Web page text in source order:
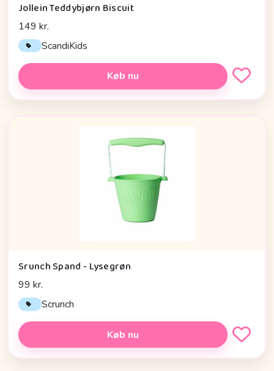
Jollein Teddybjørn Biscuit
149 kr.
ScandiKids
Køb nu
Srunch Spand - Lysegrøn
99 kr.
Scrunch
Køb nu